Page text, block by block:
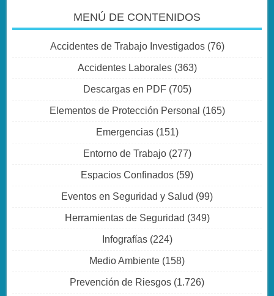
MENÚ DE CONTENIDOS
Accidentes de Trabajo Investigados(76)
Accidentes Laborales(363)
Descargas en PDF(705)
Elementos de Protección Personal (165)
Emergencias(151)
Entorno de Trabajo(277)
Espacios Confinados (59)
Eventos en Seguridad y Salud (99)
Herramientas de Seguridad (349)
Infografías(224)
Medio Ambiente (158)
Prevención de Riesgos (1.726)